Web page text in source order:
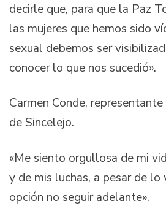
decirle que, para que la Paz
las mujeres que hemos sido
sexual debemos ser
conocer lo que nos sucedió».
Carmen Conde,
de Sincelejo.
«Me siento orgullosa de mi
y de mis luchas, a pesar de lo
opción no seguir adelante».